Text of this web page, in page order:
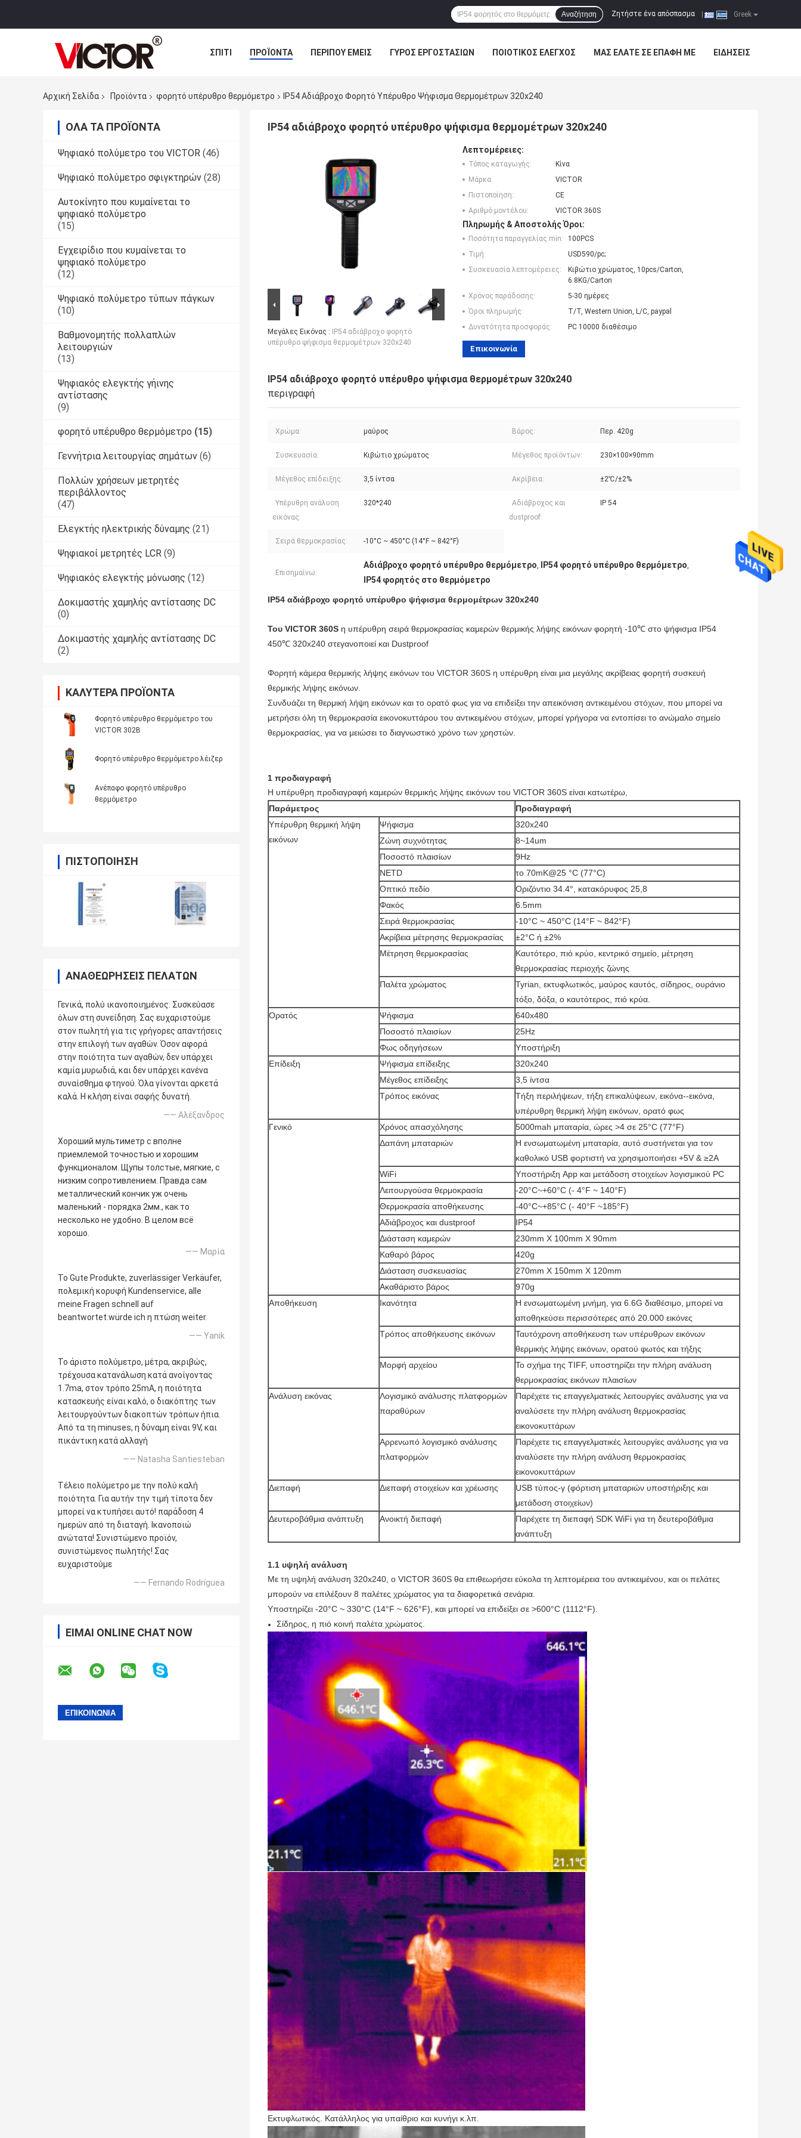
Greek
Ζητήστε ένα απόσπασμα
Αναζήτηση
ΣΠΊΤΙ ΠΡΟΪΌΝΤΑ ΠΕΡΊΠΟΥ ΕΜΕΊΣ ΓΎΡΟΣ ΕΡΓΟΣΤΑΣΊΩΝ ΠΟΙΟΤΙΚΌΣ ΈΛΕΓΧΟΣ ΜΑΣ ΕΛΆΤΕ ΣΕ ΕΠΑΦΉ ΜΕ ΕΙΔΉΣΕΙΣ
Αρχική Σελίδα
Προϊόντα φορητό υπέρυθρο θερμόμετρο IP54 Αδιάβροχο Φορητό Υπέρυθρο Ψήφισμα Θερμομέτρων 320x240
ΌΛΑ ΤΑ ΠΡΟΪΌΝΤΑ
Ψηφιακό πολύμετρο του VICTOR (46)
Ψηφιακό πολύμετρο σφιγκτηρών (28)
Αυτοκίνητο που κυμαίνεται το
ψηφιακό πολύμετρο
(15)
Εγχειρίδιο που κυμαίνεται το
ψηφιακό πολύμετρο
(12)
Ψηφιακό πολύμετρο τύπων πάγκων
(10)
Βαθμονομητής πολλαπλών
λειτουργιών
(13)
Ψηφιακός ελεγκτής γήινης
αντίστασης
(9)
φορητό υπέρυθρο θερμόμετρο (15)
Γεννήτρια λειτουργίας σημάτων (6)
Πολλών χρήσεων μετρητές
περιβάλλοντος
(47)
Ελεγκτής ηλεκτρικής δύναμης (21)
Ψηφιακοί μετρητές LCR (9)
Ψηφιακός ελεγκτής μόνωσης (12)
Δοκιμαστής χαμηλής αντίστασης DC
(0)
Δοκιμαστής χαμηλής αντίστασης DC
(2)
ΚΑΛΎΤΕΡΑ ΠΡΟΪΌΝΤΑ
Φορητό υπέρυθρο θερμόμετρο του
VICTOR 302B
Φορητό υπέρυθρο θερμόμετρο λέιζερ
Ανέπαφο φορητό υπέρυθρο
θερμόμετρο
ΠΙΣΤΟΠΟΊΗΣΗ
ΑΝΑΘΕΩΡΉΣΕΙΣ ΠΕΛΑΤΏΝ
Γενικά, πολύ ικανοποιημένος. Συσκεύασε
όλων στη συνείδηση. Σας ευχαριστούμε
στον πωλητή για τις γρήγορες απαντήσεις
στην επιλογή των αγαθών. Όσον αφορά
στην ποιότητα των αγαθών, δεν υπάρχει
καμία μυρωδιά, και δεν υπάρχει κανένα
συναίσθημα φτηνού. Όλα γίνονται αρκετά
καλά. Η κλήση είναι σαφής δυνατή.
—— Αλέξανδρος
Хороший мультиметр с вполне
приемлемой точностью и хорошим
функционалом. Щупы толстые, мягкие, с
низким сопротивлением. Правда сам
металлический кончик уж очень
маленький - порядка 2мм., как то
несколько не удобно. В целом всё
хорошо.
—— Μαρία
Το Gute Produkte, zuverlässiger Verkäufer,
πολεμική κορυφή Kundenservice, alle
meine Fragen schnell auf
beantwortet.würde ich η πτώση weiter.
—— Yanik
Το άριστο πολύμετρο, μέτρα, ακριβώς,
τρέχουσα κατανάλωση κατά ανοίγοντας
1.7ma, στον τρόπο 25mA, η ποιότητα
κατασκευής είναι καλό, ο διακόπτης των
λειτουργούντων διακοπτών τρόπων ήπια.
Από τα τη minuses, η δύναμη είναι 9V, και
πικάντικη κατά αλλαγή
—— Natasha Santiesteban
Τέλειο πολύμετρο με την πολύ καλή
ποιότητα. Για αυτήν την τιμή τίποτα δεν
μπορεί να κτυπήσει αυτό! παράδοση 4
ημερών από τη διαταγή. Ικανοποιώ
ανώτατα! Συνιστώμενο προϊόν,
συνιστώμενος πωλητής! Σας
ευχαριστούμε
—— Fernando Rodríguea
ΕΊΜΑΙ ONLINE CHAT NOW
IP54 αδιάβροχο φορητό υπέρυθρο ψήφισμα θερμομέτρων 320x240
Μεγάλες Εικόνας :
IP54 αδιάβροχο φορητό
υπέρυθρο ψήφισμα θερμομέτρων 320x240
Λεπτομέρειες:
Τόπος καταγωγής:
Κίνα
Μάρκα:
VICTOR
Πιστοποίηση:
CE
Αριθμό μοντέλου:
VICTOR 360S
Πληρωμής & Αποστολής Όροι:
Ποσότητα παραγγελίας min:
100PCS
Τιμή:
USD590/pc;
Συσκευασία λεπτομέρειες:
Κιβώτιο χρώματος, 10pcs/Carton,
6.8KG/Carton
Χρόνος παράδοσης:
5-30 ημέρες
Όροι πληρωμής:
T/T, Western Union, L/C, paypal
Δυνατότητα προσφοράς:
PC 10000 διαθέσιμο
Επικοινωνία
IP54 αδιάβροχο φορητό υπέρυθρο ψήφισμα θερμομέτρων 320x240
περιγραφή
Χρώμα: μαύρος Βάρος: Περ. 420g
Συσκευασία: Κιβώτιο χρώματος Μέγεθος προϊόντων: 230×100×90mm
Μέγεθος επίδειξης: 3,5 ίντσα Ακρίβεια: ±2℃/±2%
Υπέρυθρη ανάλυση
εικόνας:
320*240
Αδιάβροχος και
dustproof:
IP 54
Σειρά θερμοκρασίας: -10°C ~ 450°C (14°F ~ 842°F)
Επισημαίνω:
Αδιάβροχο φορητό υπέρυθρο θερμόμετρο, IP54 φορητό υπέρυθρο θερμόμετρο,
IP54 φορητός στο θερμόμετρο
IP54 αδιάβροχο φορητό υπέρυθρο ψήφισμα θερμομέτρων 320x240
Του VICTOR 360S η υπέρυθρη σειρά θερμοκρασίας καμερών θερμικής λήψης εικόνων φορητή -10℃ στο ψήφισμα IP54
450℃ 320x240 στεγανοποιεί και Dustproof
Φορητή κάμερα θερμικής λήψης εικόνων του VICTOR 360S η υπέρυθρη είναι μια μεγάλης ακρίβειας φορητή συσκευή
θερμικής λήψης εικόνων.
Συνδυάζει τη θερμική λήψη εικόνων και το ορατό φως για να επιδείξει την απεικόνιση αντικειμένου στόχων, που μπορεί να
μετρήσει όλη τη θερμοκρασία εικονοκυττάρου του αντικειμένου στόχων, μπορεί γρήγορα να εντοπίσει το ανώμαλο σημείο
θερμοκρασίας, για να μειώσει το διαγνωστικό χρόνο των χρηστών.
1 προδιαγραφή
Η υπέρυθρη προδιαγραφή καμερών θερμικής λήψης εικόνων του VICTOR 360S είναι κατωτέρω,
Παράμετρος
Προδιαγραφή
Υπέρυθρη θερμική λήψη
εικόνων
Ψήφισμα
320x240
Ζώνη συχνότητας
8~14um
Ποσοστό πλαισίων
9Hz
NETD
το 70mK@25 °C (77°C)
Οπτικό πεδίο
Οριζόντιο 34.4°, κατακόρυφος 25,8
Φακός
6.5mm
Σειρά θερμοκρασίας
-10°C ~ 450°C (14°F ~ 842°F)
Ακρίβεια μέτρησης θερμοκρασίας
±2°C ή ±2%
Μέτρηση θερμοκρασίας
Καυτότερο, πιό κρύο, κεντρικό σημείο, μέτρηση
θερμοκρασίας περιοχής ζώνης
Παλέτα χρώματος
Tyrian, εκτυφλωτικός, μαύρος καυτός, σίδηρος, ουράνιο
τόξο, δόξα, ο καυτότερος, πιό κρύα.
Ορατός
Ψήφισμα
640x480
Ποσοστό πλαισίων
25Hz
Φως οδηγήσεων
Υποστήριξη
Επίδειξη
Ψήφισμα επίδειξης
320x240
Μέγεθος επίδειξης
3,5 ίντσα
Τρόπος εικόνας
Τήξη περιλήψεων, τήξη επικαλύψεων, εικόνα--εικόνα,
υπέρυθρη θερμική λήψη εικόνων, ορατό φως
Γενικό
Χρόνος απασχόλησης
5000mah μπαταρία, ώρες >4 σε 25°C (77°F)
Δαπάνη μπαταριών
Η ενσωματωμένη μπαταρία, αυτό συστήνεται για τον
καθολικό USB φορτιστή να χρησιμοποιήσει +5V & ≥2A
WiFi
Υποστήριξη App και μετάδοση στοιχείων λογισμικού PC
Λειτουργούσα θερμοκρασία
-20°C~+60°C (- 4°F ~ 140°F)
Θερμοκρασία αποθήκευσης
-40°C~+85°C (- 40°F ~185°F)
Αδιάβροχος και dustproof
IP54
Διάσταση καμερών
230mm X 100mm X 90mm
Καθαρό βάρος
420g
Διάσταση συσκευασίας
270mm X 150mm X 120mm
Ακαθάριστο βάρος
970g
Αποθήκευση
Ικανότητα
Η ενσωματωμένη μνήμη, για 6.6G διαθέσιμο, μπορεί να
αποθηκεύσει περισσότερες από 20.000 εικόνες
Τρόπος αποθήκευσης εικόνων
Ταυτόχρονη αποθήκευση των υπέρυθρων εικόνων
θερμικής λήψης εικόνων, ορατού φωτός και τήξης
Μορφή αρχείου
Το σχήμα της TIFF, υποστηρίζει την πλήρη ανάλυση
θερμοκρασίας εικόνων πλαισίων
Ανάλυση εικόνας
Λογισμικό ανάλυσης πλατφορμών
παραθύρων
Παρέχετε τις επαγγελματικές λειτουργίες ανάλυσης για να
αναλύσετε την πλήρη ανάλυση θερμοκρασίας
εικονοκυττάρων
Αρρενωπό λογισμικό ανάλυσης
πλατφορμών
Παρέχετε τις επαγγελματικές λειτουργίες ανάλυσης για να
αναλύσετε την πλήρη ανάλυση θερμοκρασίας
εικονοκυττάρων
Διεπαφή
Διεπαφή στοιχείων και χρέωσης
USB τύπος-γ (φόρτιση μπαταριών υποστήριξης και
μετάδοση στοιχείων)
Δευτεροβάθμια ανάπτυξη
Ανοικτή διεπαφή
Παρέχετε τη διεπαφή SDK WiFi για τη δευτεροβάθμια
ανάπτυξη
1.1 υψηλή ανάλυση
Με τη υψηλή ανάλυση 320x240, ο VICTOR 360S θα επιθεωρήσει εύκολα τη λεπτομέρεια του αντικειμένου, και οι πελάτες
μπορούν να επιλέξουν 8 παλέτες χρώματος για τα διαφορετικά σενάρια.
Υποστηρίζει -20°C ~ 330°C (14°F ~ 626°F), και μπορεί να επιδείξει σε >600°C (1112°F).
Σίδηρος, η πιό κοινή παλέτα χρώματος.
Εκτυφλωτικός. Κατάλληλος για υπαίθριο και κυνήγι κ.λπ.